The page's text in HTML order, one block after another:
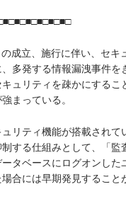
成立、施行に伴い、セキ
多発する情報漏洩事件を
ュリティを疎かにするこ
まっている。
リティ機能が搭載されて
する仕組みとして、「監
タベースにログオンした
合には早期発見すること